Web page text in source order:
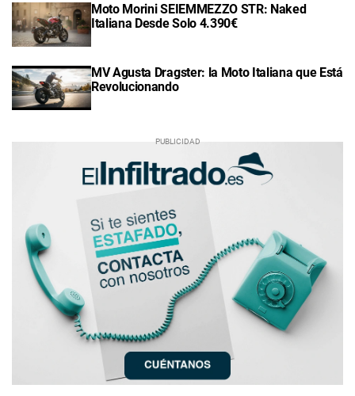
Moto Morini SEIEMMEZZO STR: Naked
Italiana Desde Solo 4.390€
MV Agusta Dragster: la Moto Italiana que Está
Revolucionando